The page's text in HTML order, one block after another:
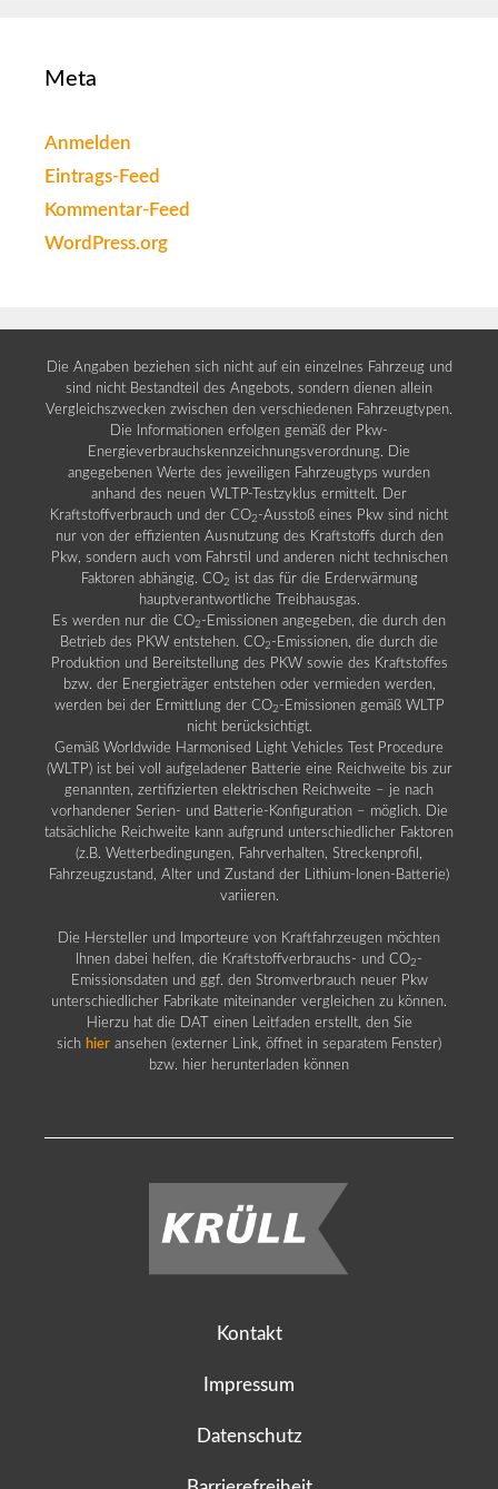
Meta
Anmelden
Eintrags-Feed
Kommentar-Feed
WordPress.org
Die Angaben beziehen sich nicht auf ein einzelnes Fahrzeug und
sind nicht Bestandteil des Angebots, sondern dienen allein
Vergleichszwecken zwischen den verschiedenen Fahrzeugtypen.
Die Informationen erfolgen gemäß der Pkw-
Energieverbrauchskennzeichnungsverordnung. Die
angegebenen Werte des jeweiligen Fahrzeugtyps wurden
anhand des neuen WLTP-Testzyklus ermittelt. Der
Kraftstoffverbrauch und der CO2 -Ausstoß eines Pkw sind nicht
nur von der effizienten Ausnutzung des Kraftstoffs durch den
Pkw, sondern auch vom Fahrstil und anderen nicht technischen
Faktoren abhängig. CO2 ist das für die Erderwärmung
hauptverantwortliche Treibhausgas.
Es werden nur die CO2 -Emissionen angegeben, die durch den
Betrieb des PKW entstehen. CO2 -Emissionen, die durch die
Produktion und Bereitstellung des PKW sowie des Kraftstoffes
bzw. der Energieträger entstehen oder vermieden werden,
werden bei der Ermittlung der CO2 -Emissionen gemäß WLTP
nicht berücksichtigt.
Gemäß Worldwide Harmonised Light Vehicles Test Procedure
(WLTP) ist bei voll aufgeladener Batterie eine Reichweite bis zur
genannten, zertifizierten elektrischen Reichweite – je nach
vorhandener Serien- und Batterie-Konfiguration – möglich. Die
tatsächliche Reichweite kann aufgrund unterschiedlicher Faktoren
(z.B. Wetterbedingungen, Fahrverhalten, Streckenprofil,
Fahrzeugzustand, Alter und Zustand der Lithium-Ionen-Batterie)
variieren.
Die Hersteller und Importeure von Kraftfahrzeugen möchten
Ihnen dabei helfen, die Kraftstoffverbrauchs- und CO2 -
Emissionsdaten und ggf. den Stromverbrauch neuer Pkw
unterschiedlicher Fabrikate miteinander vergleichen zu können.
Hierzu hat die DAT einen Leitfaden erstellt, den Sie
sich hier ansehen (externer Link, öffnet in separatem Fenster)
bzw. hier herunterladen können
Kontakt
Impressum
Datenschutz